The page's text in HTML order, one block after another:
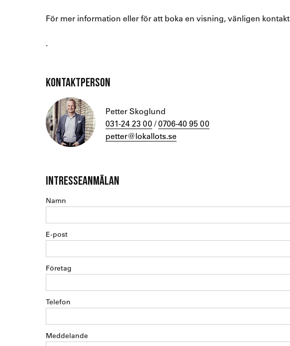
För mer information eller för att boka en visning, vänligen
.
KONTAKTPERSON
Petter Skoglund
031-24 23 00/0706-40 95 00
petter@lokallots.se
INTRESSEANMÄLAN
Namn
E-post
Företag
Telefon
Meddelande